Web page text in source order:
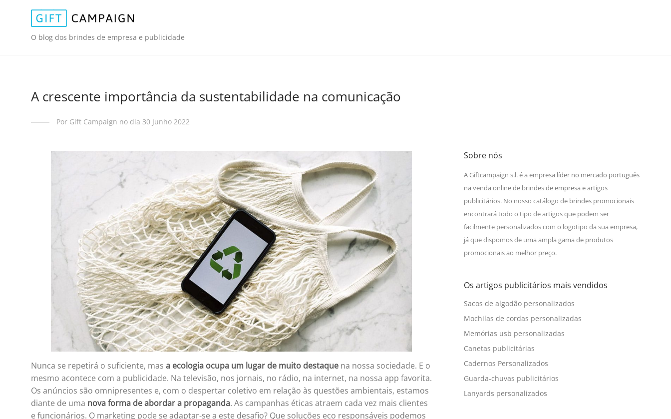
O blog dos brindes de empresa e publicidade
A crescente importância da sustentabilidade na comunicação
Por Gift Campaign no dia 30 Junho 2022
Nunca se repetirá o suficiente, mas a ecologia ocupa um lugar de muito destaque na nossa sociedade. E o
mesmo acontece com a publicidade. Na televisão, nos jornais, no rádio, na internet, na nossa app favorita.
Os anúncios são omnipresentes e, com o despertar coletivo em relação às questões ambientais, estamos
diante de uma nova forma de abordar a propaganda. As campanhas éticas atraem cada vez mais clientes
e funcionários. O marketing pode se adaptar-se a este desafio? Que soluções eco responsáveis ​​podemos
Sobre nós
A Giftcampaign s.l. é a empresa líder no mercado português
na venda online de brindes de empresa e artigos
publicitários. No nosso catálogo de brindes promocionais
encontrará todo o tipo de artigos que podem ser
facilmente personalizados com o logotipo da sua empresa,
já que dispomos de uma ampla gama de produtos
promocionais ao melhor preço.
Os artigos publicitários mais vendidos
Sacos de algodão personalizados
Mochilas de cordas personalizadas
Memórias usb personalizadas
Canetas publicitárias
Cadernos Personalizados
Guarda-chuvas publicitários
Lanyards personalizados